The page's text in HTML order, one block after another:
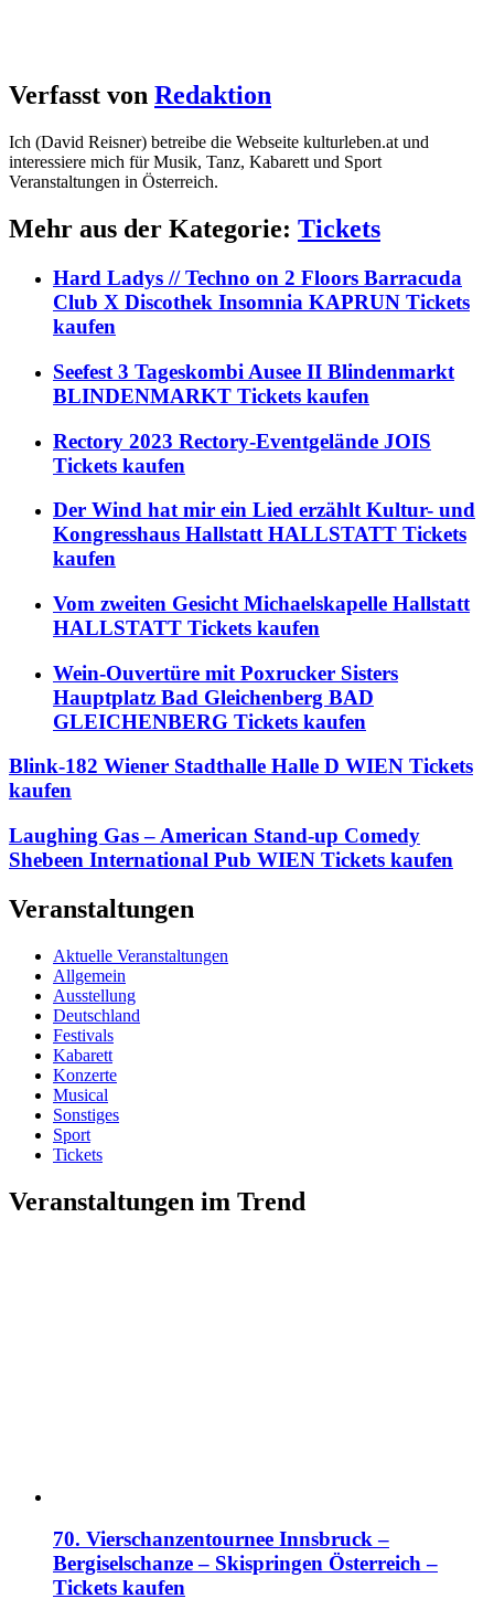
Verfasst von Redaktion
Ich (David Reisner) betreibe die Webseite kulturleben.at und
interessiere mich für Musik, Tanz, Kabarett und Sport
Veranstaltungen in Österreich.
Mehr aus der Kategorie: Tickets
Hard Ladys // Techno on 2 Floors Barracuda
Club X Discothek Insomnia KAPRUN Tickets
kaufen
Seefest 3 Tageskombi Ausee II Blindenmarkt
BLINDENMARKT Tickets kaufen
Rectory 2023 Rectory-Eventgelände JOIS
Tickets kaufen
Der Wind hat mir ein Lied erzählt Kultur- und
Kongresshaus Hallstatt HALLSTATT Tickets
kaufen
Vom zweiten Gesicht Michaelskapelle Hallstatt
HALLSTATT Tickets kaufen
Wein-Ouvertüre mit Poxrucker Sisters
Hauptplatz Bad Gleichenberg BAD
GLEICHENBERG Tickets kaufen
Blink-182 Wiener Stadthalle Halle D WIEN Tickets
kaufen
Laughing Gas – American Stand-up Comedy
Shebeen International Pub WIEN Tickets kaufen
Veranstaltungen
Aktuelle Veranstaltungen
Allgemein
Ausstellung
Deutschland
Festivals
Kabarett
Konzerte
Musical
Sonstiges
Sport
Tickets
Veranstaltungen im Trend
70. Vierschanzentournee Innsbruck –
Bergiselschanze – Skispringen Österreich –
Tickets kaufen